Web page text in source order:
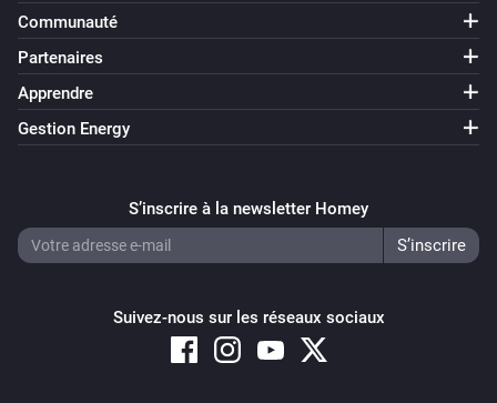
Communauté
Partenaires
Apprendre
Gestion Energy
S’inscrire à la newsletter Homey
Suivez-nous sur les réseaux sociaux